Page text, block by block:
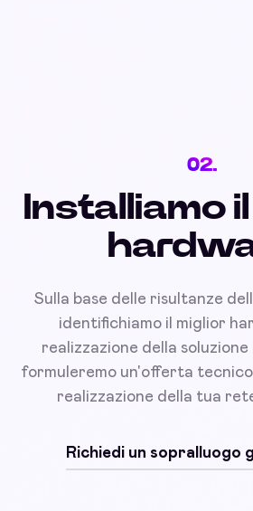
02.
Installiamo
Sulla base delle risultanze
identifichiamo il miglior
realizzazione della
formuleremo un'offerta
realizzazione della tua
Richiedi un sopralluogo